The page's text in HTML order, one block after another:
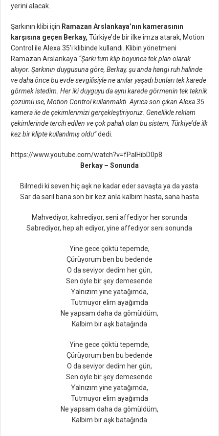
yerini alacak.
Şarkının klibi için Ramazan Arslankaya’nın kamerasının
karşısına geçen Berkay, Türkiye’de bir ilke imza atarak, Motion
Control ile Alexa 35’i klibinde kullandı. Klibin yönetmeni
Ramazan Arslankaya “Şarkı tüm klip boyunca tek plan olarak
akıyor. Şarkının duygusuna göre, Berkay, şu anda hangi ruh halinde
ve daha önce bu evde sevgilisiyle ne anılar yaşadı bunları tek karede
görmek istedim. Her iki duyguyu da aynı karede görmenin tek teknik
çözümü ise, Motion Control kullanmaktı. Ayrıca son çıkan Alexa 35
kamera ile de çekimlerimizi gerçekleştiriyoruz. Genellikle reklam
çekimlerinde tercih edilen ve çok pahalı olan bu sistem, Türkiye’de ilk
kez bir klipte kullanılmış oldu”dedi.
https://www.youtube.com/watch?v=fPaIHibD0p8
Berkay – Sonunda
Bilmedi ki seven hiç aşk ne kadar eder savaşta ya da yasta
Sar da sarıl bana son bir kez anla kalbim hasta, sana hasta
Mahvediyor, kahrediyor, seni affediyor her sorunda
Sabrediyor, hep ah ediyor, yine affediyor seni sonunda
Yine gece çöktü tepemde,
Çürüyorum ben bu bedende
O da seviyor dedim her gün,
Sen öyle bir şey demesende
Yalnızım yine yatağımda,
Tutmuyor elim ayağımda
Ne yapsam daha da gömüldüm,
Kalbim bir aşk batağında
Yine gece çöktü tepemde,
Çürüyorum ben bu bedende
O da seviyor dedim her gün,
Sen öyle bir şey demesende
Yalnızım yine yatağımda,
Tutmuyor elim ayağımda
Ne yapsam daha da gömüldüm,
Kalbim bir aşk batağında